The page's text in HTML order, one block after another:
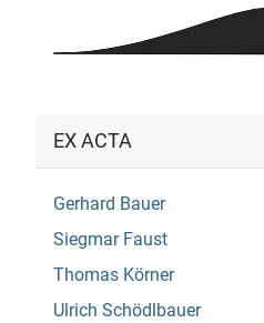
EX ACTA
Gerhard Bauer
Siegmar Faust
Thomas Körner
Ulrich Schödlbauer